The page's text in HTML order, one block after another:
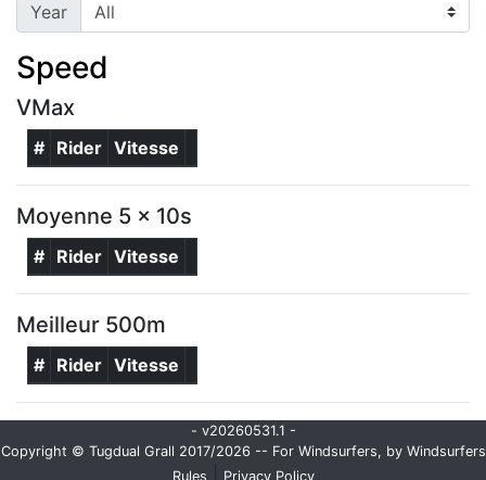
Year
Speed
VMax
# Rider Vitesse
Moyenne 5 x 10s
# Rider Vitesse
Meilleur 500m
# Rider Vitesse
- v20260531.1 -
Copyright © Tugdual Grall 2017/2026 -- For Windsurfers, by Windsurfers
Rules
Privacy Policy